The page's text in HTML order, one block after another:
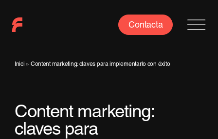
contenido
Contacta
Inici » Content marketing: claves para implementarlo con éxito
Content marketing:
claves para